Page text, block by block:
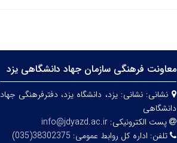
معاونت فرهنگی سازمان جهاد دانشگاهی یزد
نشانی:نشانی: یزد، دانشگاه یزد، دفترفرهنگی جهاد
دانشگاهی
پست الکترونیکی:info@jdyazd.ac.ir
تلفن: اداره کل روابط عمومی: 38302375(035)